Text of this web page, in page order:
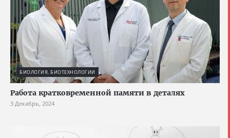
БИОЛОГИЯ, БИОТЕХНОЛОГИИ
Работа кратковременной памяти в деталях
3 Декабрь, 2024